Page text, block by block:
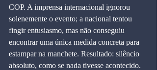
COP. A imprensa internacional ignorou
solenemente o evento; a nacional tentou
fingir entusiasmo, mas não conseguiu
encontrar uma única medida concreta para
estampar na manchete. Resultado: silêncio
absoluto, como se nada tivesse acontecido.